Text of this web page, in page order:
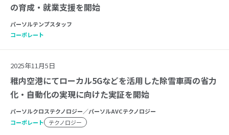
の育成・就業支援を開始
パーソルテンプスタッフ
コーポレート
2025年11月5日
稚内空港にてローカル5Gなどを活用した除雪車両の省力
化・自動化の実現に向けた実証を開始
パーソルクロステクノロジー／パーソルAVCテクノロジー
コーポレート
テクノロジー